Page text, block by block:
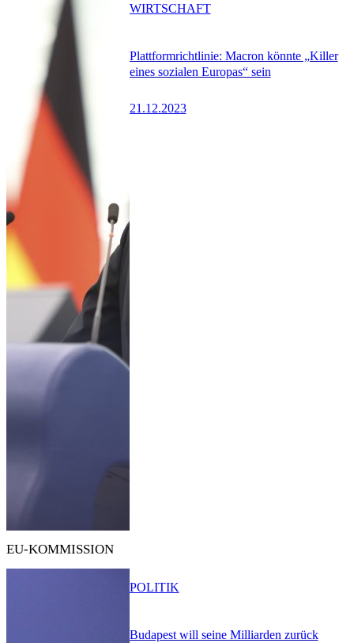
Plattformrichtlinie: Macron könnte „Killer
eines sozialen Europas“ sein
21.12.2023
WIRTSCHAFT
EU-KOMMISSION
Budapest will seine Milliarden zurück
POLITIK